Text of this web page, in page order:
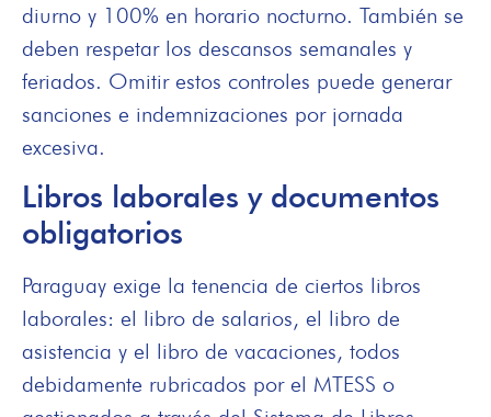
diurno y 100% en horario nocturno. También se
deben respetar los descansos semanales y
feriados. Omitir estos controles puede generar
sanciones e indemnizaciones por jornada
excesiva.
Libros laborales y documentos
obligatorios
Paraguay exige la tenencia de ciertos libros
laborales: el libro de salarios, el libro de
asistencia y el libro de vacaciones, todos
debidamente rubricados por el MTESS o